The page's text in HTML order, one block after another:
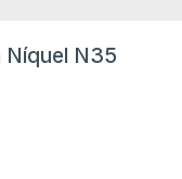
Níquel N35